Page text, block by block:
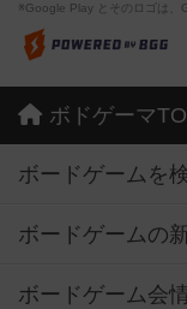
※Google Play とそのロゴは、
ボドゲーマ
ボードゲームを
ボードゲームの
ボードゲーム会